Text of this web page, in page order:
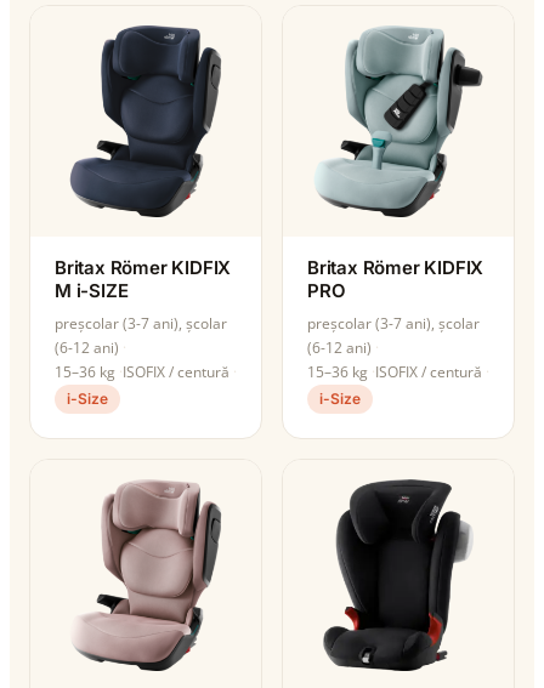
Britax Römer KIDFIX
M i-SIZE
preșcolar (3-7 ani), școlar
(6-12 ani)
15–36 kg ISOFIX / centură
i-Size
Britax Römer KIDFIX
PRO
preșcolar (3-7 ani), școlar
(6-12 ani)
15–36 kg ISOFIX / centură
i-Size